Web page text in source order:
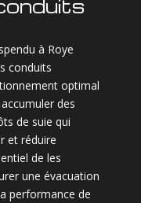
à Roye
conduits
optimal
des
de suie qui
et réduire
de les
une évacuation
performance de